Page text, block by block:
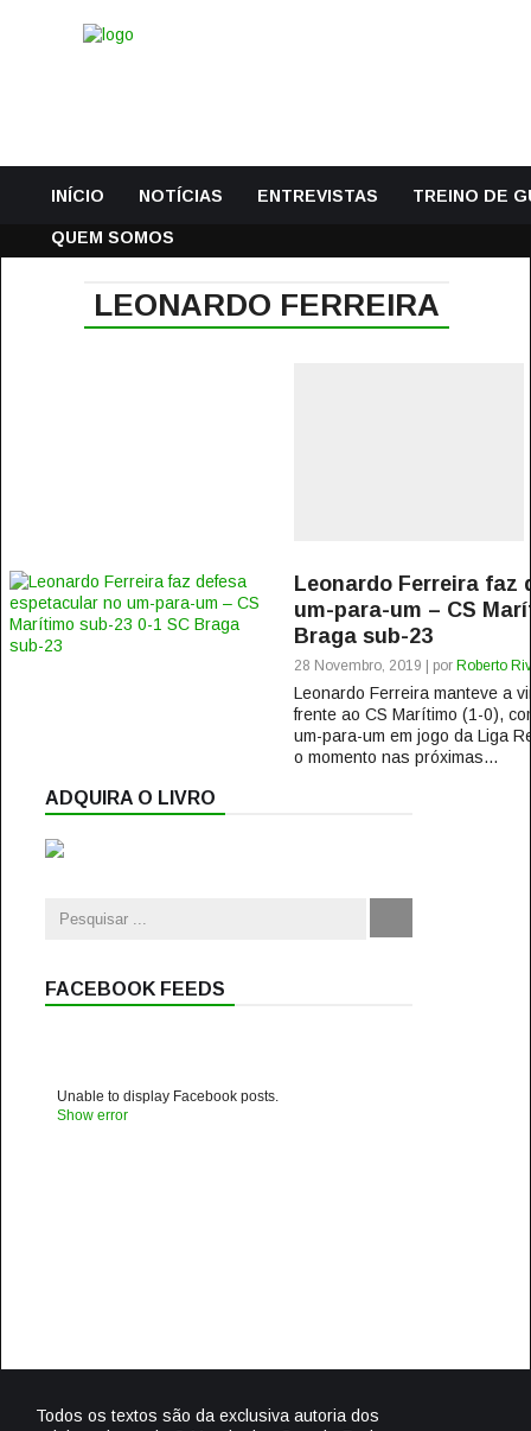
INÍCIO NOTÍCIAS ENTREVISTAS TREINO DE
QUEM SOMOS
LEONARDO FERREIRA
Leonardo Ferreira faz
um-para-um – CS
Braga sub-23
28 Novembro, 2019 | por Roberto
Leonardo Ferreira manteve a
frente ao CS Marítimo (1-0),
um-para-um em jogo da Liga
o momento nas próximas...
ADQUIRA O LIVRO
FACEBOOK FEEDS
Unable to display Facebook posts.
Show error
Todos os textos são da exclusiva autoria dos